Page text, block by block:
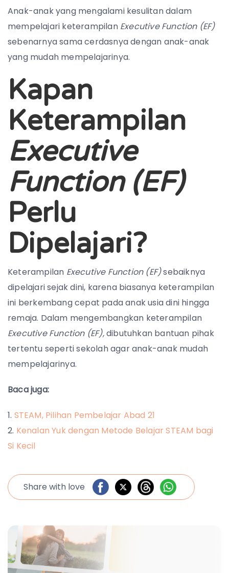
Anak-anak yang mengalami kesulitan dalam
mempelajari keterampilan Executive Function (EF)
sebenarnya sama cerdasnya dengan anak-anak
yang mudah mempelajarinya.
Kapan
Keterampilan
Executive
Function (EF)
Perlu
Dipelajari?
Keterampilan Executive Function (EF)sebaiknya
dipelajari sejak dini, karena biasanya keterampilan
ini berkembang cepat pada anak usia dini hingga
remaja. Dalam mengembangkan keterampilan
Executive Function (EF),dibutuhkan bantuan pihak
tertentu seperti sekolah agar anak-anak mudah
mempelajarinya.
Baca juga:
STEAM, Pilihan Pembelajar Abad 21
Kenalan Yuk dengan Metode Belajar STEAM bagi
Si Kecil
Share with love